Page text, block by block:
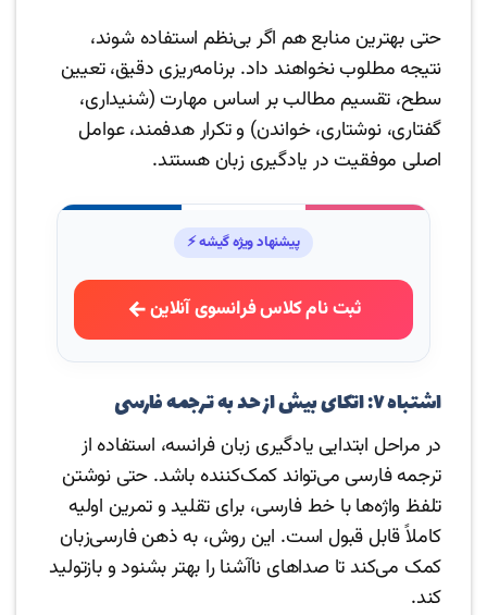
حتی بهترین منابع هم اگر بی‌نظم استفاده شوند،
نتیجه مطلوب نخواهند داد. برنامه‌ریزی دقیق، تعیین
سطح، تقسیم مطالب بر اساس مهارت (شنیداری،
گفتاری، نوشتاری، خواندن) و تکرار هدفمند، عوامل
اصلی موفقیت در یادگیری زبان هستند.
پیشنهاد ویژه گیشه ⚡
ثبت نام کلاس فرانسوی آنلاین
اشتباه ۷: اتکای بیش از حد به ترجمه فارسی
در مراحل ابتدایی یادگیری زبان فرانسه، استفاده از
ترجمه فارسی می‌تواند کمک‌کننده باشد. حتی نوشتن
تلفظ واژه‌ها با خط فارسی، برای تقلید و تمرین اولیه
کاملاً قابل قبول است. این روش، به ذهن فارسی‌زبان
کمک می‌کند تا صداهای ناآشنا را بهتر بشنود و بازتولید
کند.